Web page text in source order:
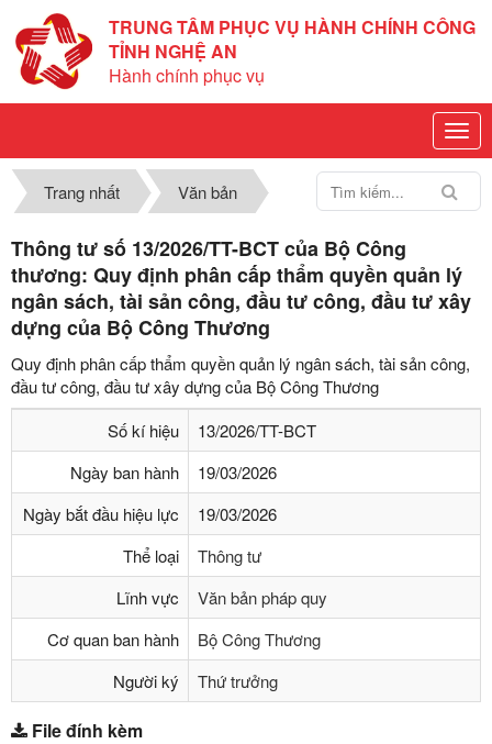
TRUNG TÂM PHỤC VỤ HÀNH CHÍNH CÔNG
TỈNH NGHỆ AN
Hành chính phục vụ
Trang nhất Văn bản
Thông tư số 13/2026/TT-BCT của Bộ Công
thương: Quy định phân cấp thẩm quyền quản lý
ngân sách, tài sản công, đầu tư công, đầu tư xây
dựng của Bộ Công Thương
Quy định phân cấp thẩm quyền quản lý ngân sách, tài sản công,
đầu tư công, đầu tư xây dựng của Bộ Công Thương
Số kí hiệu
13/2026/TT-BCT
Ngày ban hành
19/03/2026
Ngày bắt đầu hiệu lực
19/03/2026
Thể loại
Thông tư
Lĩnh vực
Văn bản pháp quy
Cơ quan ban hành
Bộ Công Thương
Người ký
Thứ trưởng
File đính kèm